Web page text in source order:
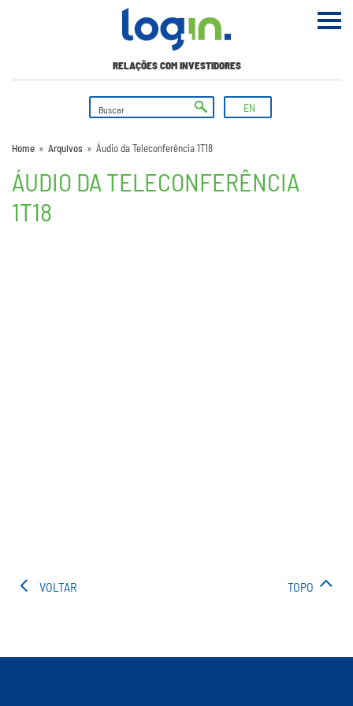
RELAÇÕES COM INVESTIDORES
EN
Home » Arquivos » Áudio da Teleconferência 1T18
ÁUDIO DA TELECONFERÊNCIA
1T18
VOLTAR TOPO